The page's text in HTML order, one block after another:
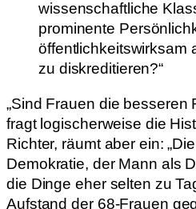
wissenschaftliche
prominente
öffentlichkeitswirksam
zu diskreditieren?“
„Sind Frauen die besseren
fragt logischerweise die
Richter, räumt aber ein:
Demokratie, der Mann als
die Dinge eher selten zu
Aufstand der 68-Frauen